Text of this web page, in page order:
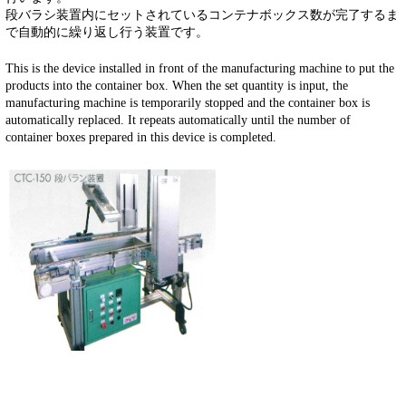
段バラシ装置内にセットされているコンテナボックス数が完了するま
で自動的に繰り返し行う装置です。
This is the device installed in front of the manufacturing machine to put the
products into the container box. When the set quantity is input, the
manufacturing machine is temporarily stopped and the container box is
automatically replaced. It repeats automatically until the number of
container boxes prepared in this device is completed.